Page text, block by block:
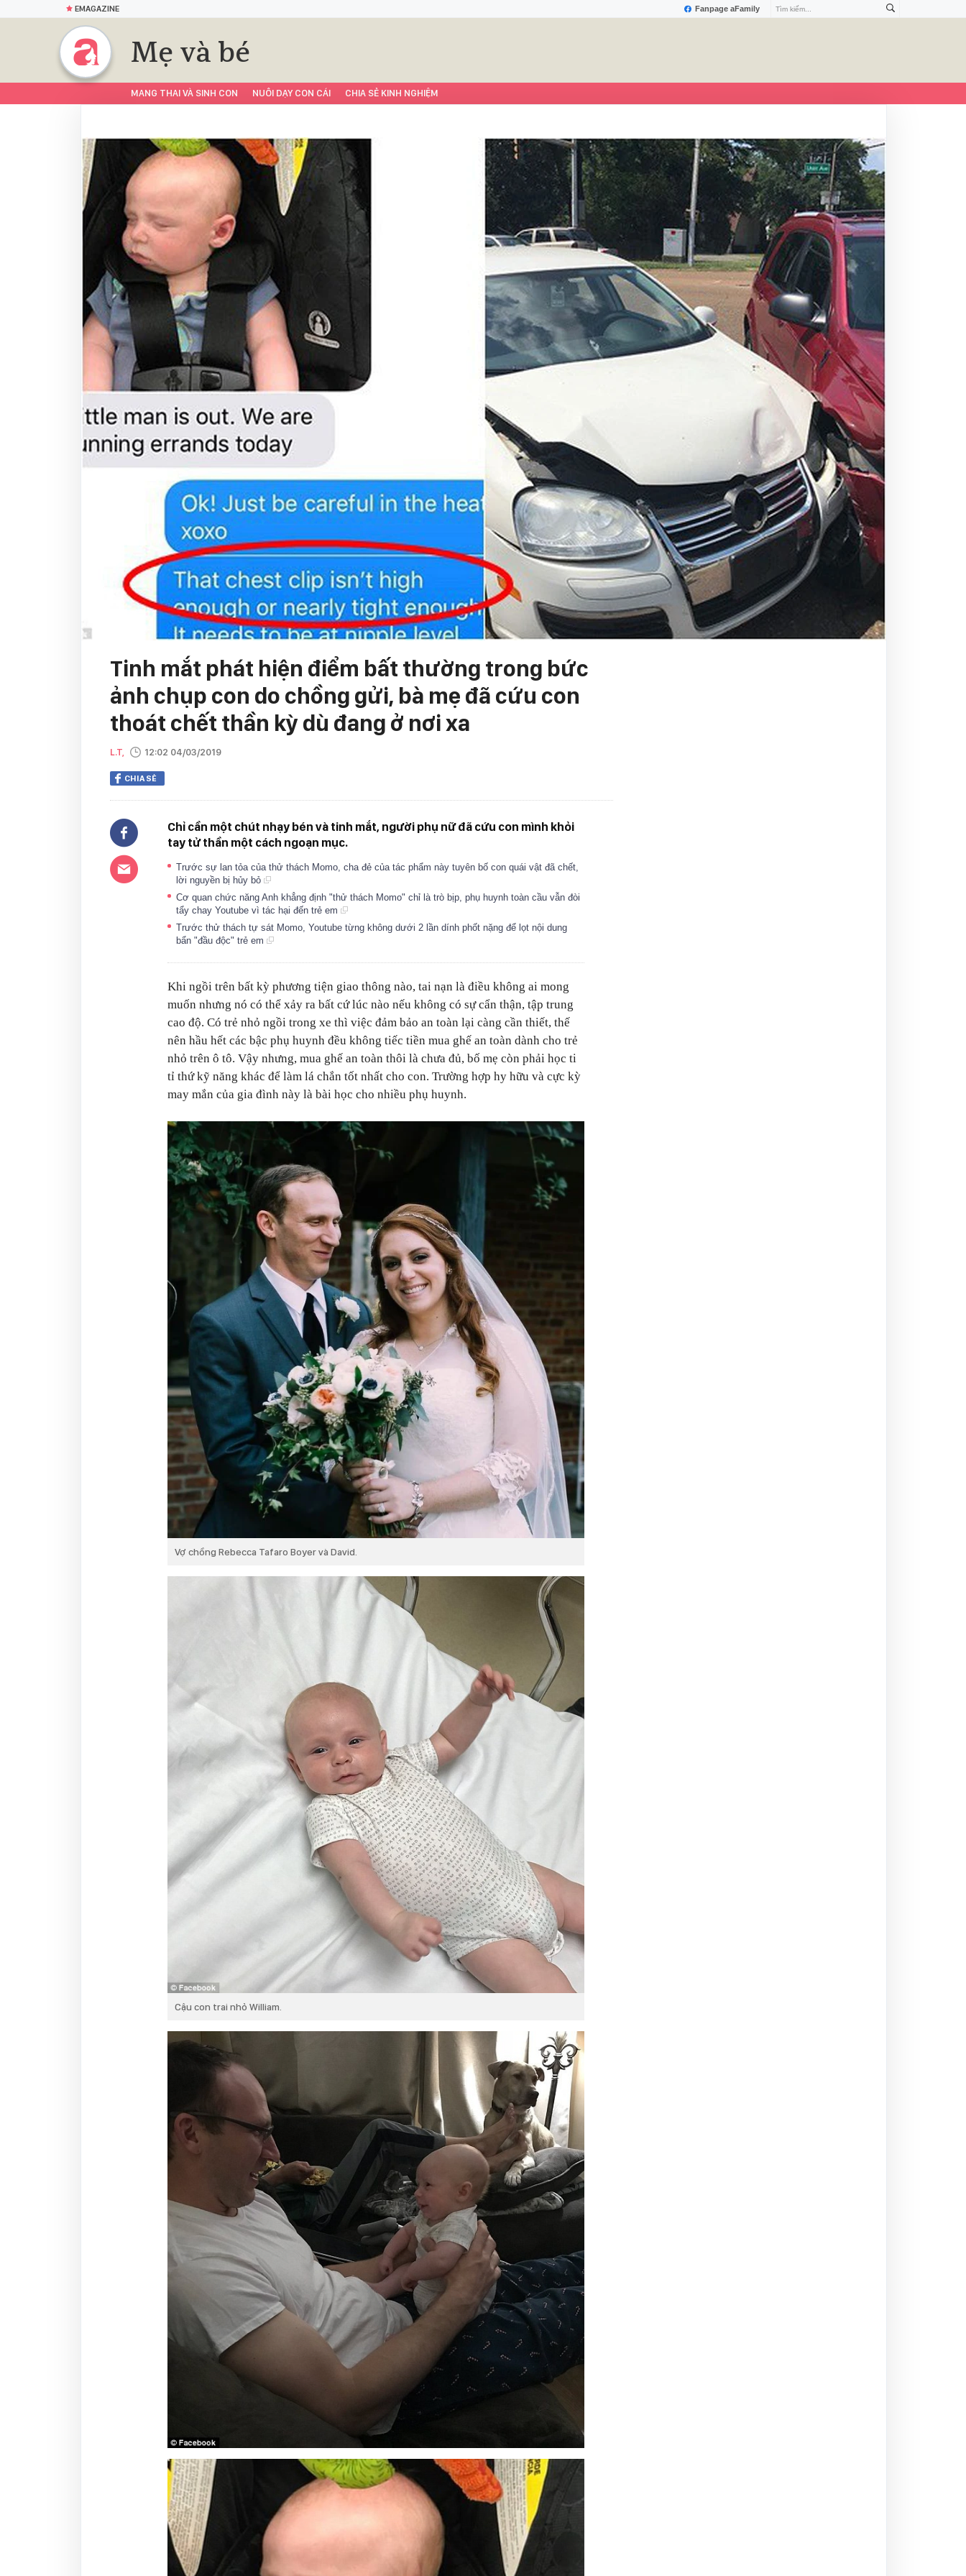
Fanpage aFamily
EMAGAZINE
Mẹ và bé
MANG THAI VÀ SINH CON NUÔI DẠY CON CÁI CHIA SẺ KINH NGHIỆM
Tinh mắt phát hiện điểm bất thường trong bức
ảnh chụp con do chồng gửi, bà mẹ đã cứu con
thoát chết thần kỳ dù đang ở nơi xa
L.T, 12:02 04/03/2019
CHIA SẺ
Chỉ cần một chút nhạy bén và tinh mắt, người phụ nữ đã cứu con mình khỏi
tay tử thần một cách ngoạn mục.
Trước sự lan tỏa của thử thách Momo, cha đẻ của tác phẩm này tuyên bố con quái vật đã chết,
lời nguyền bị hủy bỏ
Cơ quan chức năng Anh khẳng định "thử thách Momo" chỉ là trò bịp, phụ huynh toàn cầu vẫn đòi
tẩy chay Youtube vì tác hại đến trẻ em
Trước thử thách tự sát Momo, Youtube từng không dưới 2 lần dính phốt nặng để lọt nội dung
bẩn "đầu độc" trẻ em
Khi ngồi trên bất kỳ phương tiện giao thông nào, tai nạn là điều không ai mong
muốn nhưng nó có thể xảy ra bất cứ lúc nào nếu không có sự cẩn thận, tập trung
cao độ. Có trẻ nhỏ ngồi trong xe thì việc đảm bảo an toàn lại càng cần thiết, thế
nên hầu hết các bậc phụ huynh đều không tiếc tiền mua ghế an toàn dành cho trẻ
nhỏ trên ô tô. Vậy nhưng, mua ghế an toàn thôi là chưa đủ, bố mẹ còn phải học ti
tỉ thứ kỹ năng khác để làm lá chắn tốt nhất cho con. Trường hợp hy hữu và cực kỳ
may mắn của gia đình này là bài học cho nhiều phụ huynh.
Vợ chồng Rebecca Tafaro Boyer và David.
Cậu con trai nhỏ William.